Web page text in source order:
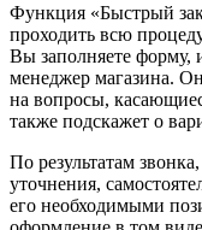
Функция «Быстрый
проходить всю
Вы заполняете форму,
менеджер магазина. Он
на вопросы,
также подскажет о
По результатам
уточнения,
его необходимыми